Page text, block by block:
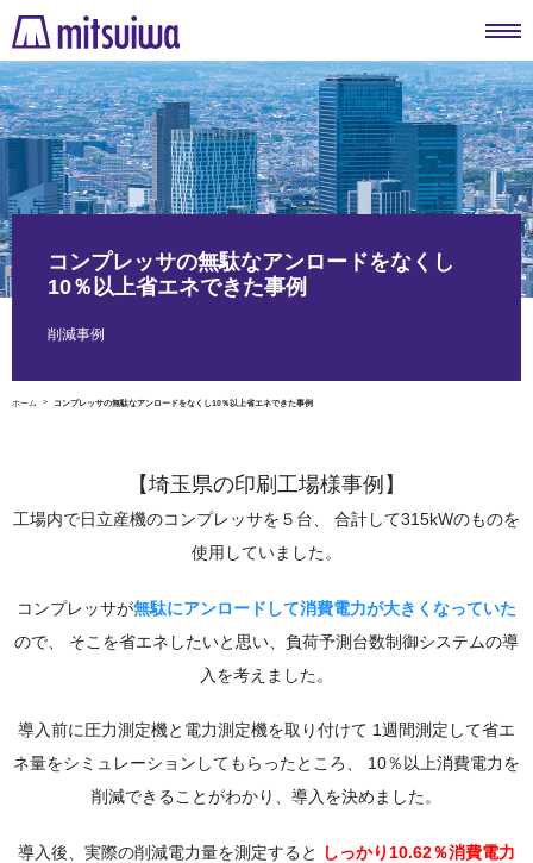
ホーム コンプレッサの無駄なアンロードをなくし10％以上省エネできた事例
コンプレッサの無駄なアンロードをなくし
10％以上省エネできた事例
削減事例
【埼玉県の印刷工場様事例】
工場内で日立産機のコンプレッサを５台、 合計して315kWのものを
使用していました。
コンプレッサが無駄にアンロードして消費電力が大きくなっていた
ので、 そこを省エネしたいと思い、負荷予測台数制御システムの導
入を考えました。
導入前に圧力測定機と電力測定機を取り付けて 1週間測定して省エ
ネ量をシミュレーションしてもらったところ、 10％以上消費電力を
削減できることがわかり、導入を決めました。
導入後、実際の削減電力量を測定すると
しっかり10.62％消費電力